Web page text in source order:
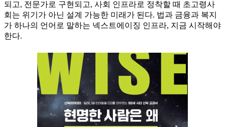
되고, 전문가로 구현되고, 사회 인프라로 정착할 때 초고령사
회는 위기가 아닌 설계 가능한 미래가 된다. 법과 금융과 복지
가 하나의 언어로 말하는 넥스트에이징 인프라, 지금 시작해야
한다.